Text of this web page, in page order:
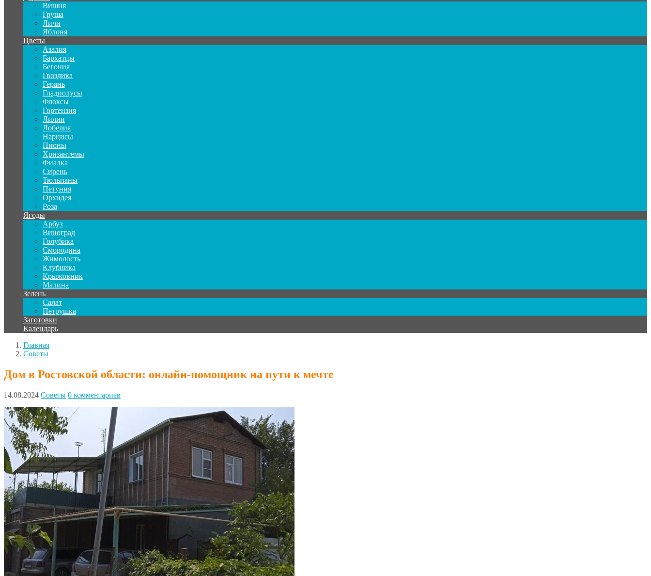
Вишня
Груша
Личи
Яблоня
Цветы
Азалия
Бархатцы
Бегония
Гвоздика
Герань
Гладиолусы
Флоксы
Гортензия
Лилии
Лобелия
Нарцисы
Пионы
Хризантемы
Фиалка
Сирень
Тюльпаны
Петуния
Орхидея
Роза
Ягоды
Арбуз
Виноград
Голубика
Смородина
Жимолость
Клубника
Крыжовник
Малина
Зелень
Салат
Петрушка
Заготовки
Календарь
Главная
Советы
Дом в Ростовской области: онлайн-помощник на пути к мечте
14.08.2024 Советы 0 комментариев